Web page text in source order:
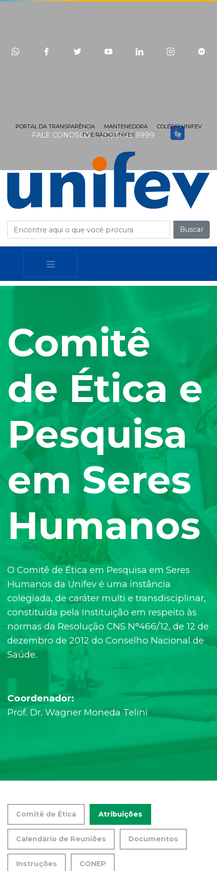
FALE CONOSCO (17) 3405-9999
PORTAL DA TRANSPARÊNCIA MANTENEDORA
COLÉGIO UNIFEV
TV E RÁDIO UNIFEV
Buscar
Comitê
de Ética e
Pesquisa
em Seres
Humanos
O Comitê de Ética em Pesquisa em Seres
Humanos da Unifev é uma instância
colegiada, de caráter multi e transdisciplinar,
constituída pela Instituição em respeito às
normas da Resolução CNS N°466/12, de 12 de
dezembro de 2012 do Conselho Nacional de
Saúde.
Coordenador:
Prof. Dr. Wagner Moneda Telini
Comitê de Ética Atribuições
Calendário de Reuniões Documentos
Instruções CONEP